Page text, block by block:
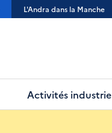
L'Andra dans la Manche
Activités